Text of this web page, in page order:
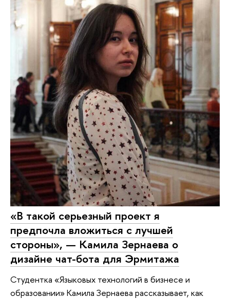
«В такой серьезный проект я
предпочла вложиться с лучшей
стороны», — Камила Зернаева о
дизайне чат-бота для Эрмитажа
Студентка «Языковых технологий в бизнесе и
образовании» Камила Зернаева рассказывает, как